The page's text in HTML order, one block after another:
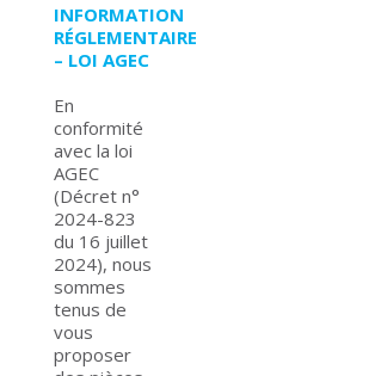
INFORMATION
RÉGLEMENTAIRE
– LOI AGEC
En
conformité
avec la loi
AGEC
(Décret n°
2024-823
du 16 juillet
2024), nous
sommes
tenus de
vous
proposer